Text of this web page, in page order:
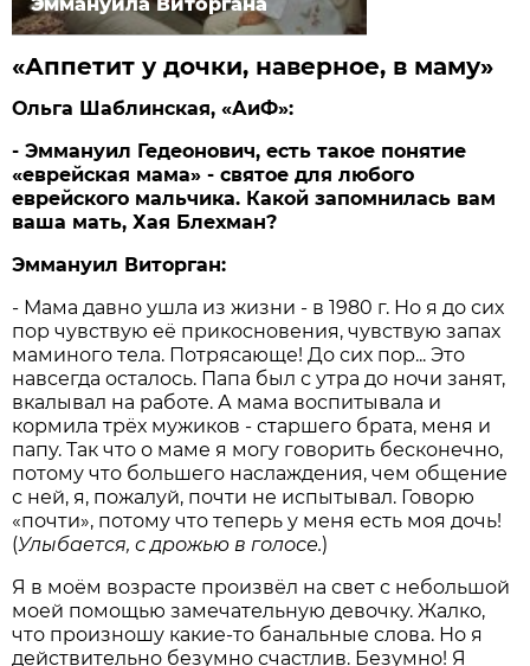
«Аппетит у дочки, наверное, в маму»
Ольга Шаблинская, «АиФ»:
- Эммануил Гедеонович, есть такое понятие
«еврейская м­ама» - святое для любого
еврейского мальчика. Какой запомнилась вам
ваша мать, Хая Блехман?
Эммануил В­иторган:
- Мама давно ушла из жизни - в 1980 г. Но я до сих
пор чувствую её прикосновения, чувствую запах
маминого тела. Потрясающе! До сих пор... Это
навсегда осталось. Папа был с утра до ночи занят,
вкалывал на работе. А мама воспитывала и
кормила трёх мужиков - старшего брата, меня и
папу. Так что о маме я могу говорить бесконечно,
потому что большего наслаждения, чем общение
с ней, я, пожалуй, почти не испытывал. Говорю
«почти», потому что теперь у меня есть моя дочь!
(Улыбается, с дрожью в голосе.)
Я в моём возрасте произвёл на свет с небольшой
моей помощью замечательную девочку. Жалко,
что произношу какие-то банальные слова. Но я
дейст­вительно безумно счастлив. Безумно! Я